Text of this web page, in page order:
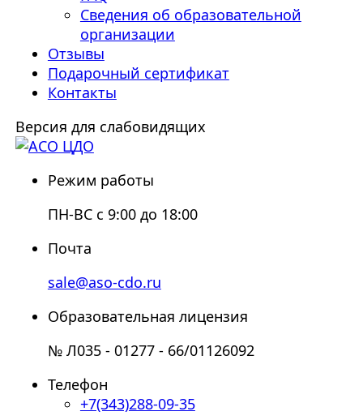
Сведения об образовательной
организации
Отзывы
Подарочный сертификат
Контакты
Версия для слабовидящих
Режим работы
ПН-ВС с 9:00 до 18:00
Почта
sale@aso-cdo.ru
Образовательная лицензия
№ Л035 - 01277 - 66/01126092
Телефон
+7(343)288-09-35